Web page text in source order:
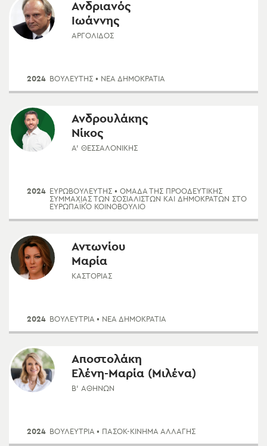
Ανδριανός
Ιωάννης
ΑΡΓΟΛΊΔΟΣ
2024 ΒΟΥΛΕΥΤΗΣ • ΝΈΑ ΔΗΜΟΚΡΑΤΊΑ
Ανδρουλάκης
Νίκος
Α' ΘΕΣΣΑΛΟΝΊΚΗΣ
2024 ΕΥΡΩΒΟΥΛΕΥΤΗΣ • ΟΜΆΔΑ ΤΗΣ ΠΡΟΟΔΕΥΤΙΚΉΣ
ΣΥΜΜΑΧΊΑΣ ΤΩΝ ΣΟΣΙΑΛΙΣΤΏΝ ΚΑΙ ΔΗΜΟΚΡΑΤΏΝ ΣΤΟ
ΕΥΡΩΠΑΪΚΌ ΚΟΙΝΟΒΟΎΛΙΟ
Αντωνίου
Μαρία
ΚΑΣΤΟΡΙΆΣ
2024 ΒΟΥΛΕΥΤΡΙΑ • ΝΈΑ ΔΗΜΟΚΡΑΤΊΑ
Αποστολάκη
Ελένη-Μαρία (Μιλένα)
Β' ΑΘΗΝΏΝ
2024 ΒΟΥΛΕΥΤΡΙΑ • ΠΑΣΟΚ-ΚΊΝΗΜΑ ΑΛΛΑΓΉΣ